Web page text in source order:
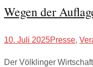
Wegen der
10. Juli 2025Presse,
Der Völklinger